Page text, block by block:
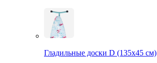
Гладильные доски D (135х45 см)